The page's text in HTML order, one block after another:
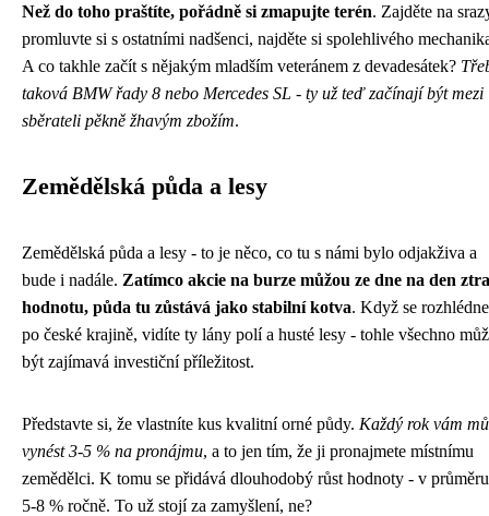
Než do toho praštíte, pořádně si zmapujte terén. Zajděte na
promluvte si s ostatními nadšenci, najděte si spolehlivého
A co takhle začít s nějakým mladším veteránem z devadesátek?
taková BMW řady 8 nebo Mercedes SL - ty už teď začínají být mezi
sběrateli pěkně žhavým zbožím.
Zemědělská půda a lesy
Zemědělská půda a lesy - to je něco, co tu s námi bylo odjakživa a
bude i nadále. Zatímco akcie na burze můžou ze dne na den
hodnotu, půda tu zůstává jako stabilní kotva. Když se
po české krajině, vidíte ty lány polí a husté lesy - tohle všechno
být zajímavá investiční příležitost.
Představte si, že vlastníte kus kvalitní orné půdy. Každý rok vám
vynést 3-5 % na pronájmu, a to jen tím, že ji pronajmete místnímu
zemědělci. K tomu se přidává dlouhodobý růst hodnoty - v průměru
5-8 % ročně. To už stojí za zamyšlení, ne?